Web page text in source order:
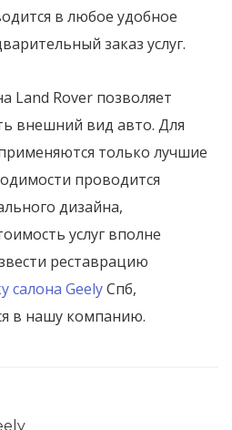
в любое удобное
заказ услуг.
Land Rover позволяет
внешний вид авто. Для
только лучшие
проводится
дизайна,
услуг вполне
реставрацию
салона GeelyСпб,
в нашу компанию.